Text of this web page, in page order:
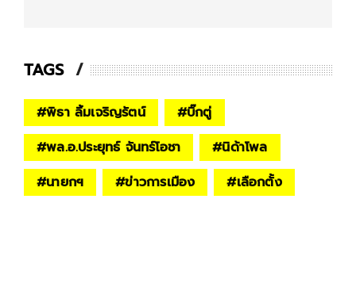
TAGS
#พิธา ลิ้มเจริญรัตน์ #บิ๊กตู่
#พล.อ.ประยุทธ์ จันทร์โอชา #นิด้าโพล
#นายกฯ #ข่าวการเมือง #เลือกตั้ง